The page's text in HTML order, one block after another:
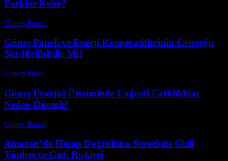
Farklar Neler?
Güneş Paneli
Güneş Paneli ve Enerji Kooperatiflerinin Geleceği:
Sürdürülebilir Mi?
Güneş Paneli
Güneş Enerjisi Üretiminde Coğrafi Farklılıklar
Neden Önemli?
Güneş Paneli
Amazon’da Hesap Doğrultma Sürecinin Gizli
Yönleri ve Gizli Riskleri